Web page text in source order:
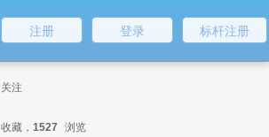
标杆注册
登录
注册
关注
收藏， 1527 浏览